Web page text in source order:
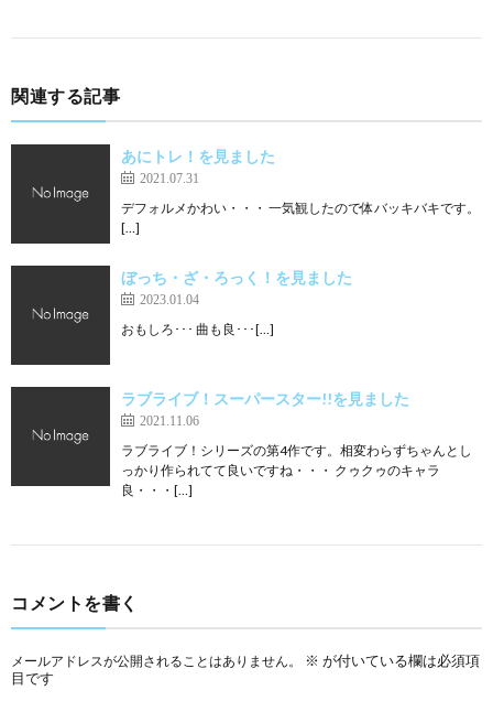
関連する記事
あにトレ！を見ました
2021.07.31
デフォルメかわい・・・ 一気観したので体バッキバキです。
[…]
ぼっち・ざ・ろっく！を見ました
2023.01.04
おもしろ･･･ 曲も良･･･[…]
ラブライブ！スーパースター!!を見ました
2021.11.06
ラブライブ！シリーズの第4作です。相変わらずちゃんとし
っかり作られてて良いですね・・・ クゥクゥのキャラ
良・・・[…]
コメントを書く
メールアドレスが公開されることはありません。 ※ が付いている欄は必須項
目です